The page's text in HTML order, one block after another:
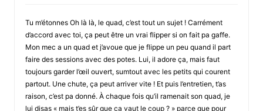
Tu m’étonnes Oh là là, le quad, c’est tout un sujet ! Carrément
d’accord avec toi, ça peut être un vrai flipper si on fait pa gaffe.
Mon mec a un quad et j’avoue que je flippe un peu quand il part
faire des sessions avec des potes. Lui, il adore ça, mais faut
toujours garder l’œil ouvert, sumtout avec les petits qui courent
partout. Une chute, ça peut arriver vite ! Et puis l’entretien, t’as
raison, c’est pa donné. À chaque fois qu’il ramenait son quad, je
lui disas « mais t’es sûr que ça vaut le coup ? » parce que pour